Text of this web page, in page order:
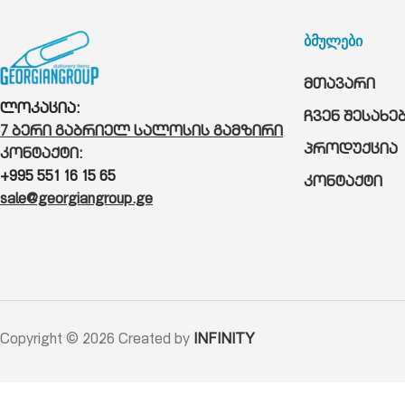
ლოკაცია:
7 ბერი გაბრიელ სალოსის გამზირი
კონტაქტი:
+995 551 16 15 65
sale@georgiangroup.ge
ბმულები
მთავარი
ჩვენ
პროდუქცია
კონტაქტი
Copyright © 2026 Created by INFINITY